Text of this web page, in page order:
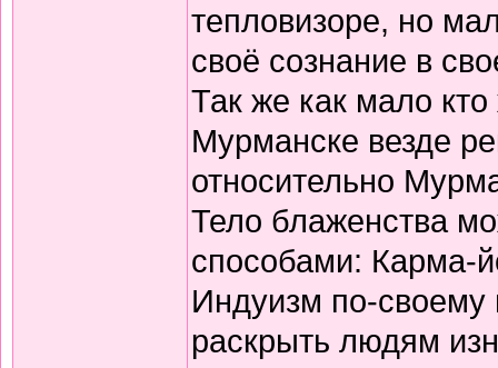
тепловизоре, но
своё сознание в
Так же как мало
Мурманске везде
относительно
Тело блаженства
способами: Карма-
Индуизм по-своему
раскрыть людям